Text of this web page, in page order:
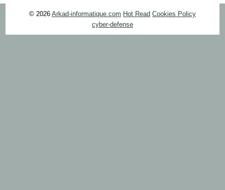
© 2026 Arkad-informatique.com Hot Read Cookies Policy
cyber-defense